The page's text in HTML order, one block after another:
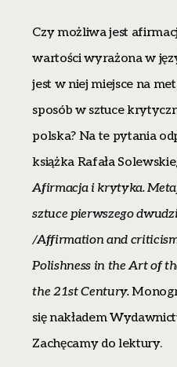
Czy możliwa jest
wartości wyrażona w
jest w niej miejsce na
sposób w sztuce
polska? Na te pytania
książka Rafała
Afirmacja i krytyka.
sztuce pierwszego
/Affirmation and
Polishness in the Art of
the 21st Century.
się nakładem
Zachęcamy do lektury.